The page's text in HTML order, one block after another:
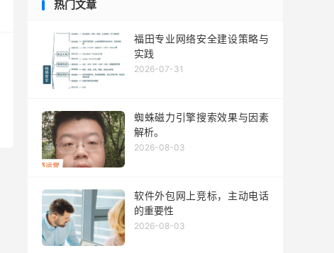
热门文章
福田专业网络安全建设策略与
实践
2026-07-31
蜘蛛磁力引擎搜索效果与因素
解析。
2026-08-03
软件外包网上竞标，主动电话
的重要性
2026-08-03